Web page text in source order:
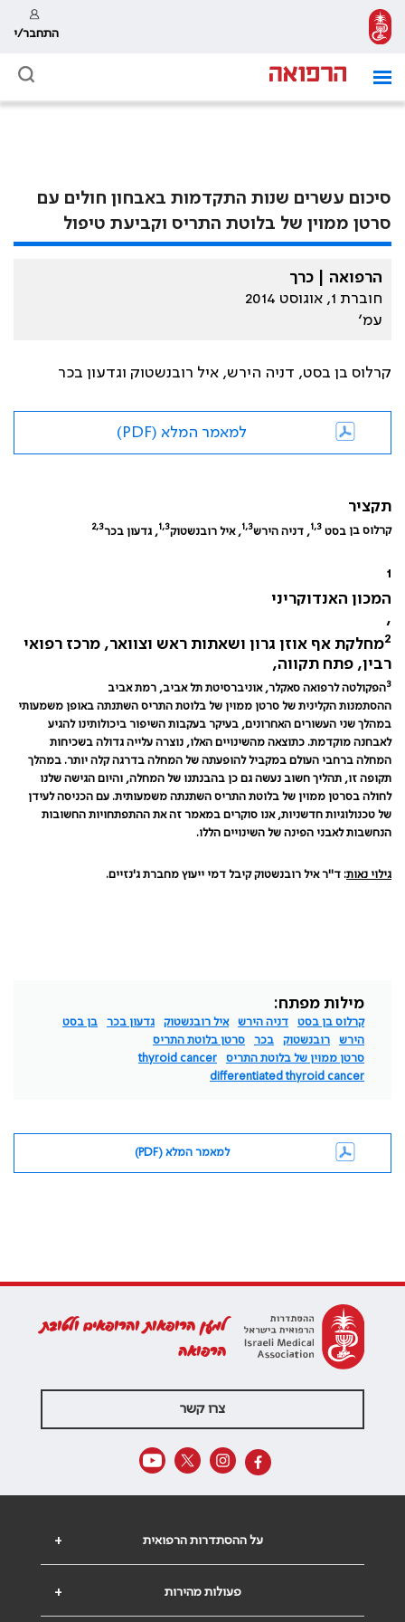
התחבר/י
סיכום עשרים שנות התקדמות באבחון חולים עם
סרטן ממוין של בלוטת התריס וקביעת טיפול
הרפואה | כרך
חוברת 1, אוגוסט 2014
עמ׳
קרלוס בן בסט, דניה הירש, איל רובנשטוק וגדעון בכר
למאמר המלא (PDF)
תקציר
קרלוס בן בסט 1,3, דניה הירש1,3, איל רובנשטוק1,3, גדעון בכר2,3
1
המכון האנדוקריני
,
2מחלקת אף אוזן גרון ושאתות ראש וצוואר, מרכז רפואי
רבין, פתח תקווה,
3הפקולטה לרפואה סאקלר, אוניברסיטת תל אביב, רמת אביב
ההסתמנות הקלינית של סרטן ממוין של בלוטת התריס השתנתה באופן משמעותי
במהלך שני העשורים האחרונים, בעיקר בעקבות השיפור ביכולותינו להגיע
לאבחנה מוקדמת. כתוצאה מהשינויים האלו, נוצרה עלייה גדולה בשכיחות
המחלה ברחבי העולם במקביל להופעתה של המחלה בדרגה קלה יותר. במהלך
תקופה זו, תהליך חשוב נעשה גם כן בהבנתנו של המחלה, והיום הגישה שלנו
לחולה בסרטן ממוין של בלוטת התריס השתנתה משמעותית. עם הכניסה לעידן
של טכנולוגיות חדשניות, אנו סוקרים במאמר זה את ההתפתחויות החשובות
הנחשבות לאבני הפינה של השינויים הללו.
גילוי נאות: ד"ר איל רובנשטוק קיבל דמי ייעוץ מחברת ג'נזיים.
מילות מפתח:
קרלוס בן בסט דניה הירש איל רובנשטוק גדעון בכר
בן בסט
הירש
רובנשטוק בכר
סרטן בלוטת התריס
סרטן ממוין של בלוטת התריס
thyroid cancer
differentiated thyroid cancer
למאמר המלא (PDF)
למען הרופאות והרופאים ולטובת
הרפואה
צרו קשר
+ על ההסתדרות הרפואית
+ פעולות מהירות